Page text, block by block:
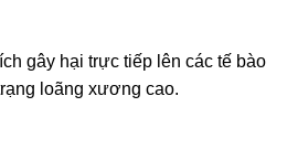
gây hại trực tiếp lên các tế bào
loãng xương cao.